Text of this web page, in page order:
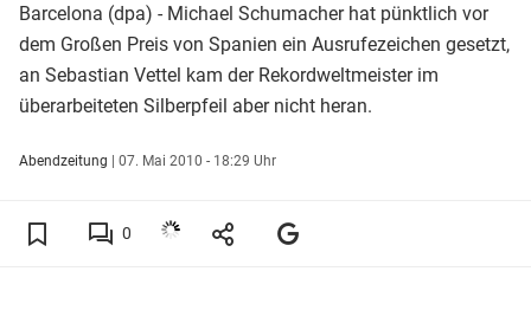
Barcelona (dpa) - Michael Schumacher hat pünktlich vor
dem Großen Preis von Spanien ein Ausrufezeichen gesetzt,
an Sebastian Vettel kam der Rekordweltmeister im
überarbeiteten Silberpfeil aber nicht heran.
Abendzeitung | 07. Mai 2010 - 18:29 Uhr
0